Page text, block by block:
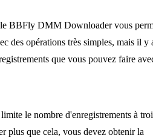
BBFly DMM Downloader vous
des opérations très simples, mais il y
que vous pouvez faire
le nombre d'enregistrements à
plus que cela, vous devez obtenir la